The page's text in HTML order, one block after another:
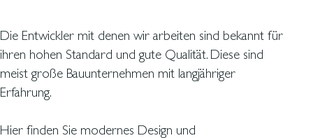
Die Entwickler mit denen wir arbeiten sind bekannt für
ihren hohen Standard und gute Qualität. Diese sind
meist große Bauunternehmen mit langjähriger
Erfahrung.
Hier finden Sie modernes Design und